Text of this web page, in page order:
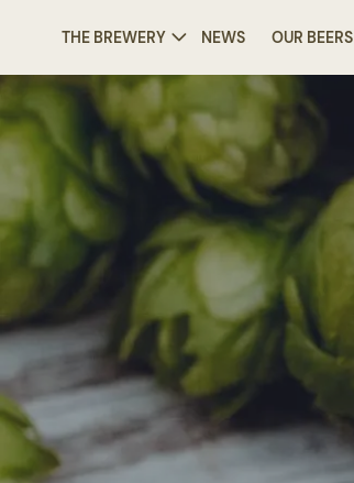
THE BREWERY NEWS OUR BEERS
/ Recipes